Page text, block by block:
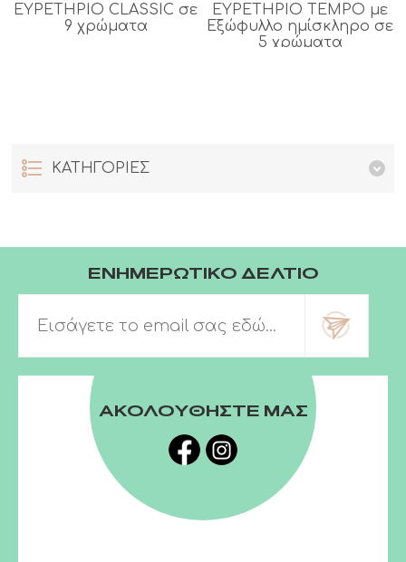
ΕΥΡΕΤΗΡΙΟ CLASSIC σε
9 χρώματα
ΕΥΡΕΤΗΡΙΟ ΤΕΜPO με
Εξώφυλλο ημίσκληρο σε
5 χρώματα
ΚΑΤΗΓΟΡΙΕΣ
ΕΝΗΜΕΡΩΤΙΚΟ ΔΕΛΤΙΟ
ΑΚΟΛΟΥΘΗΣΤΕ ΜΑΣ